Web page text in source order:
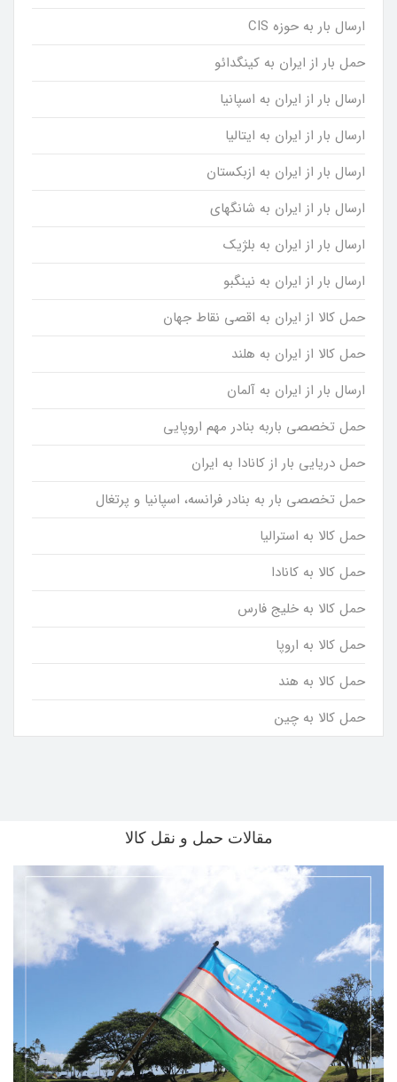
ارسال بار به حوزه CIS
حمل بار از ایران به کینگدائو
ارسال بار از ایران به اسپانیا
ارسال بار از ایران به ایتالیا
ارسال بار از ایران به ازبکستان
ارسال بار از ایران به شانگهای
ارسال بار از ایران به بلژیک
ارسال بار از ایران به نینگبو
حمل کالا از ایران به اقصی نقاط جهان
حمل کالا از ایران به هلند
ارسال بار از ایران به آلمان
حمل تخصصی باربه بنادر مهم اروپایی
حمل دریایی بار از کانادا به ایران
حمل تخصصی بار به بنادر فرانسه، اسپانیا و پرتغال
حمل کالا به استرالیا
حمل کالا به کانادا
حمل کالا به خلیج فارس
حمل کالا به اروپا
حمل کالا به هند
حمل کالا به چین
مقالات حمل و نقل کالا